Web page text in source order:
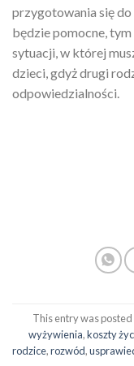
przygotowania się
będzie pomocne,
sytuacji, w której
dzieci, gdyż drugi
odpowiedzialności.
This entry was posted
wyżywienia,koszty
rodzice,rozwód,